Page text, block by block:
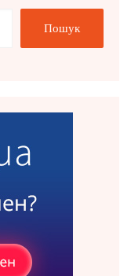
Пошук